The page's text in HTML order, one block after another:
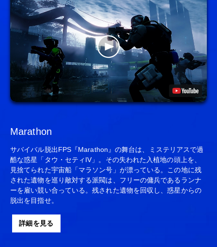
Marathon
サバイバル脱出FPS『Marathon』の舞台は、ミステリアスで過
酷な惑星「タウ・セティIV」。その失われた入植地の頭上を、
見捨てられた宇宙船「マラソン号」が漂っている。この地に残
された遺物を巡り敵対する派閥は、フリーの傭兵であるランナ
ーを雇い競い合っている。残された遺物を回収し、惑星からの
脱出を目指せ。
詳細を見る